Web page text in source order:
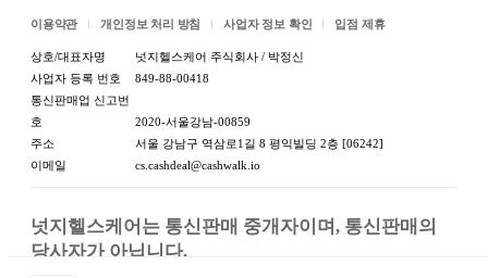
이용약관 개인정보 처리 방침 사업자 정보 확인 입점 제휴
상호/대표자명
넛지헬스케어 주식회사 / 박정신
사업자 등록 번호
849-88-00418
통신판매업 신고번
호
2020-서울강남-00859
주소
서울 강남구 역삼로1길 8 평익빌딩 2층 [06242]
이메일
cs.cashdeal@cashwalk.io
넛지헬스케어는 통신판매 중개자이며, 통신판매의
당사자가 아닙니다.